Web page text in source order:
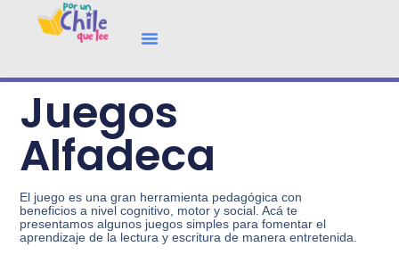
Juegos
Alfadeca
El juego es una gran herramienta pedagógica con
beneficios a nivel cognitivo, motor y social. Acá te
presentamos algunos juegos simples para fomentar el
aprendizaje de la lectura y escritura de manera entretenida.